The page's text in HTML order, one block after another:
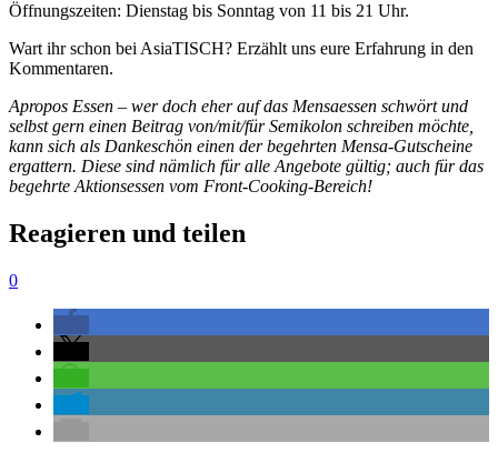
Öff­nungs­zeiten: Dienstag bis Sonntag von 11 bis 21 Uhr.
Wart ihr schon bei Asia­TISCH? Erzählt uns eure Erfahrung in den
Kommentaren.
Apropos Essen – wer doch eher auf das Men­sa­essen schwört und
selbst gern einen Beitrag von/mit/für Semi­kolon schreiben möchte,
kann sich als Dan­ke­schön einen der begehrten Mensa-Gut­scheine
ergattern. Diese sind nämlich für alle Angebote gültig; auch für das
begehrte Akti­ons­essen vom Front-Cooking-Bereich!
Reagieren und teilen
0